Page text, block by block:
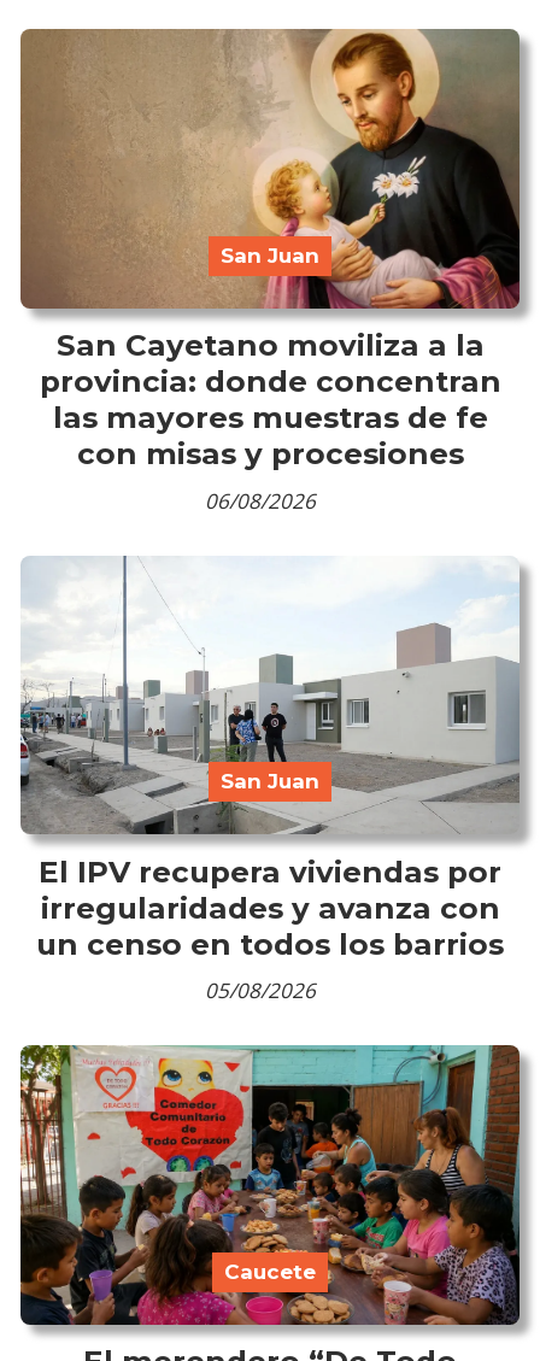
San Cayetano moviliza a la
provincia: donde concentran
las mayores muestras de fe
con misas y procesiones
San Juan
06/08/2026
El IPV recupera viviendas por
irregularidades y avanza con
un censo en todos los barrios
San Juan
05/08/2026
Caucete